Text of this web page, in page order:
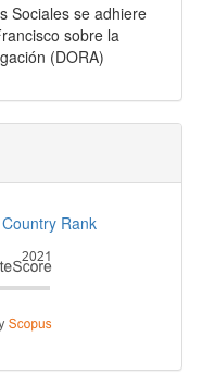
Sociales se adhiere
sobre la
(DORA)